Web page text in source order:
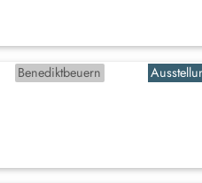
Benediktbeuern